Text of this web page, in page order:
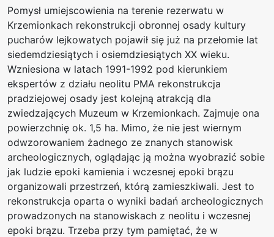
Pomysł umiejscowienia na terenie rezerwatu w
Krzemionkach rekonstrukcji obronnej osady kultury
pucharów lejkowatych pojawił się już na przełomie lat
siedemdziesiątych i osiemdziesiątych XX wieku.
Wzniesiona w latach 1991-1992 pod kierunkiem
ekspertów z działu neolitu PMA rekonstrukcja
pradziejowej osady jest kolejną atrakcją dla
zwiedzających Muzeum w Krzemionkach. Zajmuje ona
powierzchnię ok. 1,5 ha. Mimo, że nie jest wiernym
odwzorowaniem żadnego ze znanych stanowisk
archeologicznych, oglądając ją można wyobrazić sobie
jak ludzie epoki kamienia i wczesnej epoki brązu
organizowali przestrzeń, którą zamieszkiwali. Jest to
rekonstrukcja oparta o wyniki badań archeologicznych
prowadzonych na stanowiskach z neolitu i wczesnej
epoki brązu. Trzeba przy tym pamiętać, że w